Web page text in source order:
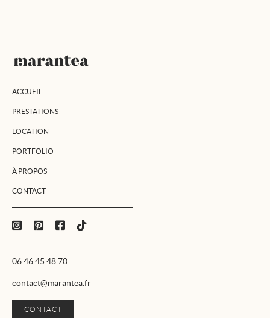
ACCUEIL
PRESTATIONS
LOCATION
PORTFOLIO
À PROPOS
CONTACT
06.46.45.48.70
contact@marantea.fr
CONTACT